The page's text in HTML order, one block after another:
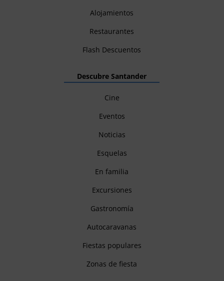
Alojamientos
Restaurantes
Flash Descuentos
Descubre Santander
Cine
Eventos
Noticias
Esquelas
En familia
Excursiones
Gastronomía
Autocaravanas
Fiestas populares
Zonas de fiesta